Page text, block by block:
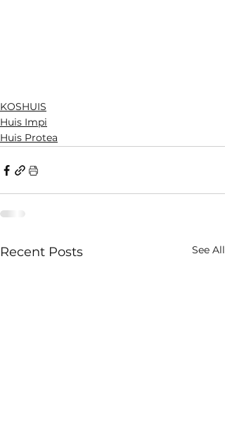
KOSHUIS
Huis Impi
Huis Protea
Recent Posts See All